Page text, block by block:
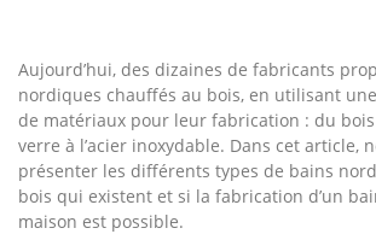
Aujourd’hui, des dizaines de fabricants
nordiques chauffés au bois, en utilisant
de matériaux pour leur fabrication : du
verre à l’acier inoxydable. Dans cet article,
présenter les différents types de bains
bois qui existent et si la fabrication d’un
maison est possible.